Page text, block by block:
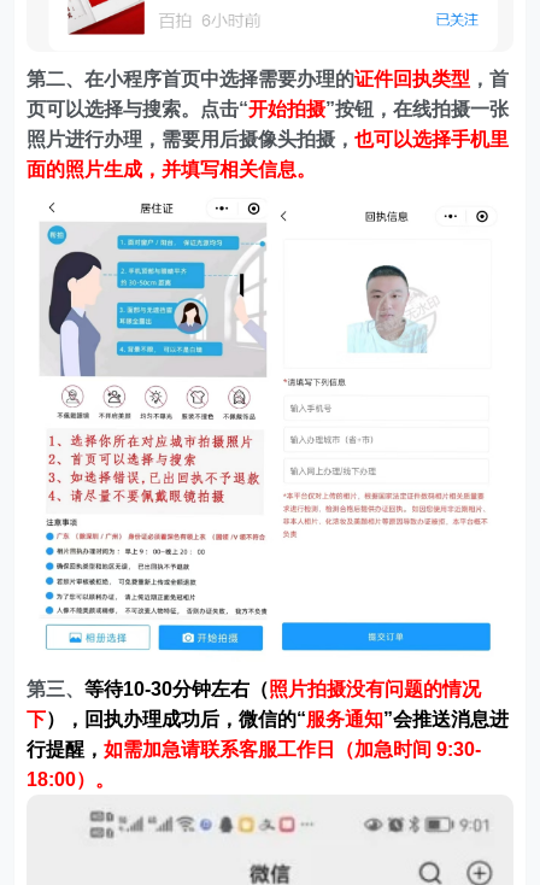
第二、在小程序首页中选择需要办理的证件回执类型 ，首
页可以选择与搜索。
点击“开始拍摄”按钮，在线拍摄一张
照片进行办理，需要用后摄像头拍摄，也可以选择手机里
面的照片生成，并填写相关信息。
第三、等待10-30分钟左右（照片拍摄没有问题的情况
下），回执办理成功后，微信的“服务通知”会推送消息进
行提醒，如需加急请联系客服工作日（加急时间 9:30-
18:00）。